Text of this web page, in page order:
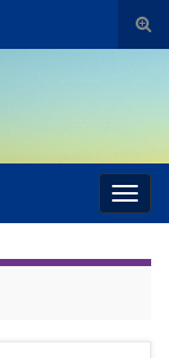
il
la